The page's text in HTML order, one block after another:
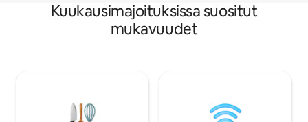
Kuukausimajoituksissa suositut
mukavuudet